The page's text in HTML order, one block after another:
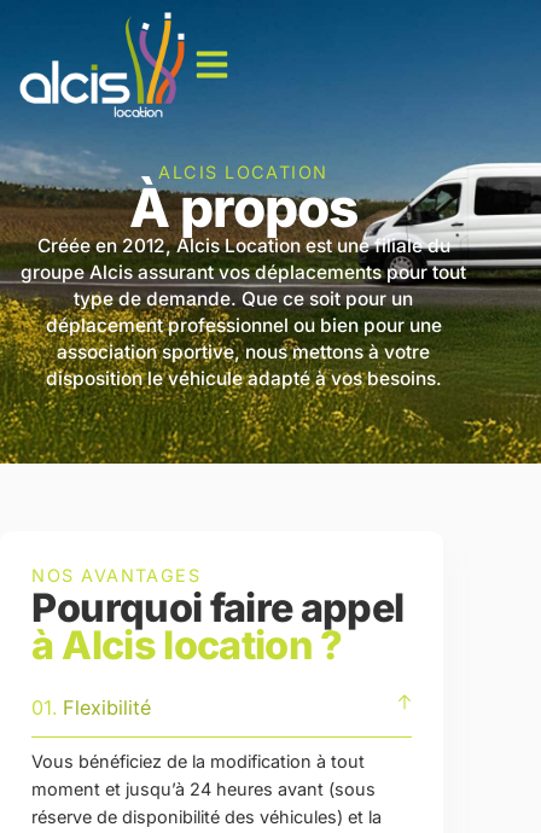
ALCIS LOCATION
À propos
Créée en 2012, Alcis Location est une filiale du
groupe Alcis assurant vos déplacements pour tout
type de demande. Que ce soit pour un
déplacement professionnel ou bien pour une
association sportive, nous mettons à votre
disposition le véhicule adapté à vos besoins.
NOS AVANTAGES
Pourquoi faire appel
à Alcis location ?
01. Flexibilité
Vous bénéficiez de la modification à tout
moment et jusqu’à 24 heures avant (sous
réserve de disponibilité des véhicules) et la